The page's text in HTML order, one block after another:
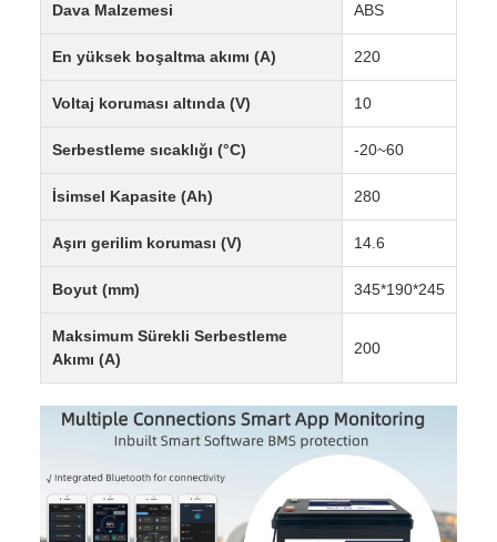
Dava Malzemesi ABS
En yüksek boşaltma akımı (A) 220
Voltaj koruması altında (V) 10
Serbestleme sıcaklığı (°C) -20~60
İsimsel Kapasite (Ah) 280
Aşırı gerilim koruması (V) 14.6
Boyut (mm) 345*190*245
Maksimum Sürekli Serbestleme
Akımı (A)
200